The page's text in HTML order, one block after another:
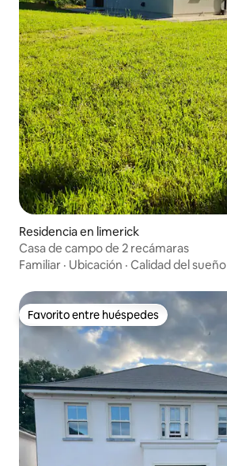
Residencia en limerick
Casa de campo de 2 recámaras
Familiar · Ubicación · Calidad del sueño
Favorito entre huéspedes
Favorito entre huéspedes